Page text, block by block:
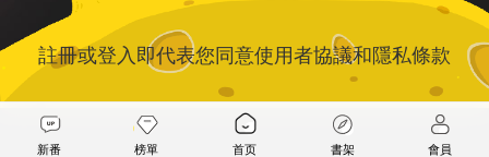
註冊或登入即代表您同意使用者協議和隱私條款
新番 榜單 首页 書架 會員